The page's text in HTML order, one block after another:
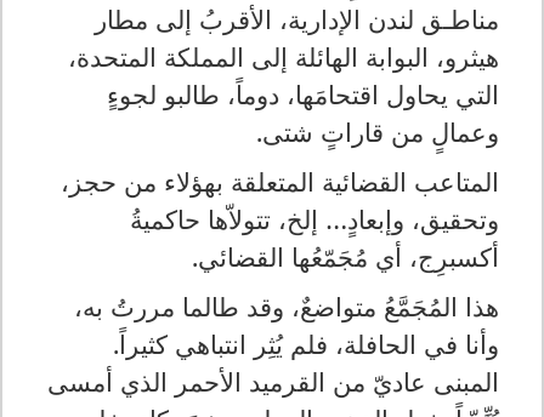
مناطـق لندن الإدارية، الأقربُ إلى مطار
هيثرو، البوابة الهائلة إلى المملكة المتحدة،
التي يحاول اقتحامَها، دوماً، طالبو لجوءٍ
وعمالٍ من قاراتٍ شتى.
المتاعب القضائية المتعلقة بهؤلاء من حجز،
وتحقيق، وإبعادٍ… إلخ، تتولاّها حاكميةُ
أكسبرِج، أي مُجَمّعُها القضائي.
هذا المُجَمَّعُ متواضعٌ، وقد طالما مررتُ به،
وأنا في الحافلة، فلم يُثِر انتباهي كثيراً.
المبنى عاديّ من القرميد الأحمر الذي أمسى